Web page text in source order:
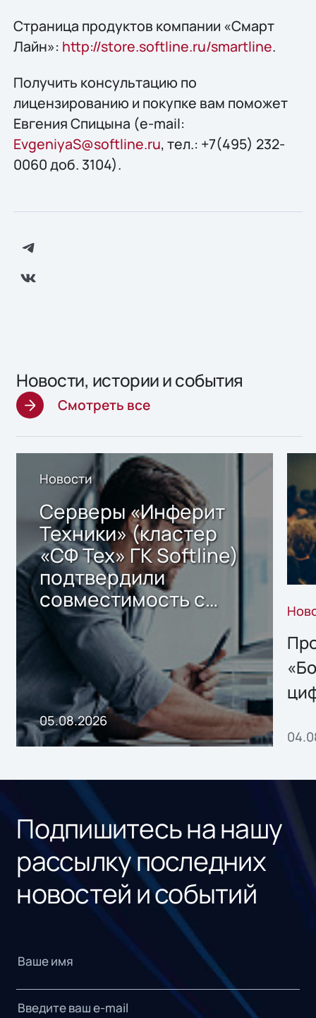
Страница продуктов компании «Смарт
Лайн»: http://store.softline.ru/smartline.
Получить консультацию по
лицензированию и покупке вам поможет
Евгения Спицына (e-mail:
EvgeniyaS@softline.ru, тел.: +7(495) 232-
0060 доб. 3104).
Новости, истории и события
Смотреть все
Новости
Серверы «Инферит
Техники» (кластер
«СФ Тех» ГК Softline)
подтвердили
совместимость с
решением Sharx
Storage 2.x для
хранения данных
05.08.2026
Подпишитесь на нашу
рассылку последних
новостей и событий